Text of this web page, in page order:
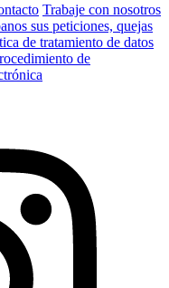
Trabaje con nosotros
sus peticiones, quejas
de tratamiento de datos
de